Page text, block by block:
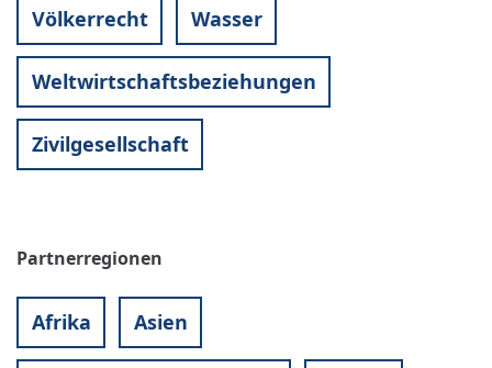
Völkerrecht Wasser
Weltwirtschaftsbeziehungen
Zivilgesellschaft
Partnerregionen
Afrika Asien